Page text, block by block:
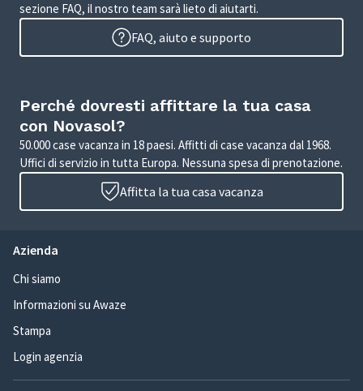
sezione FAQ, il nostro team sarà lieto di aiutarti.
FAQ, aiuto e supporto
Perché dovresti affittare la tua casa
con Novasol?
50.000 case vacanza in 18 paesi. Affitti di case vacanza dal 1968.
Uffici di servizio in tutta Europa. Nessuna spesa di prenotazione.
Affitta la tua casa vacanza
Azienda
Chi siamo
Informazioni su Awaze
Stampa
Login agenzia